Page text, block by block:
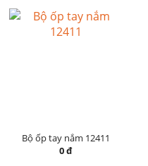
Bộ ốp tay nắm 12411
0 đ